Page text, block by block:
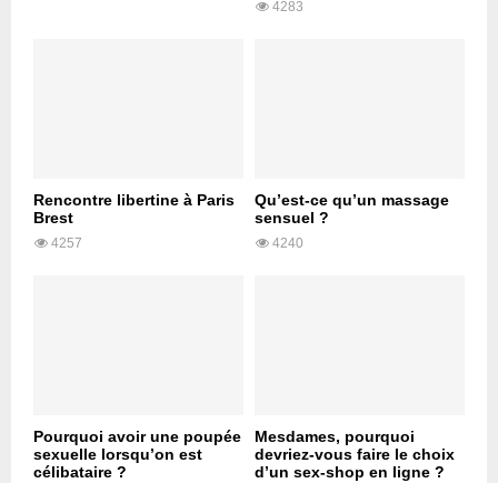
4283
Rencontre libertine à Paris
Brest
4257
Qu’est-ce qu’un massage
sensuel ?
4240
Pourquoi avoir une poupée
sexuelle lorsqu’on est
célibataire ?
Mesdames, pourquoi
devriez-vous faire le choix
d’un sex-shop en ligne ?